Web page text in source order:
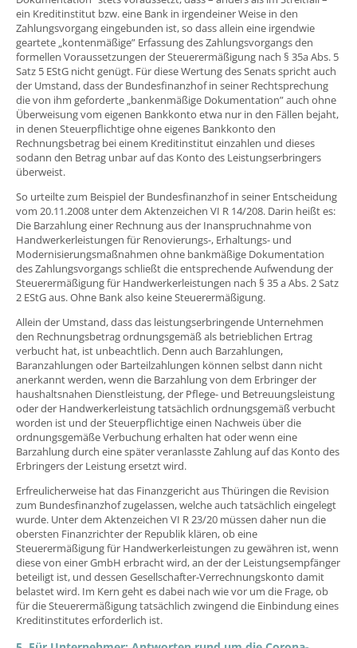
ein Kreditinstitut bzw. eine Bank in irgendeiner Weise in den
Zahlungsvorgang eingebunden ist, so dass allein eine irgendwie
geartete „kontenmäßige” Erfassung des Zahlungsvorgangs den
formellen Voraussetzungen der Steuerermäßigung nach § 35a Abs. 5
Satz 5 EStG nicht genügt. Für diese Wertung des Senats spricht auch
der Umstand, dass der Bundesfinanzhof in seiner Rechtsprechung
die von ihm geforderte „bankenmäßige Dokumentation” auch ohne
Überweisung vom eigenen Bankkonto etwa nur in den Fällen bejaht,
in denen Steuerpflichtige ohne eigenes Bankkonto den
Rechnungsbetrag bei einem Kreditinstitut einzahlen und dieses
sodann den Betrag unbar auf das Konto des Leistungserbringers
überweist.
So urteilte zum Beispiel der Bundesfinanzhof in seiner Entscheidung
vom 20.11.2008 unter dem Aktenzeichen VI R 14/208. Darin heißt es:
Die Barzahlung einer Rechnung aus der Inanspruchnahme von
Handwerkerleistungen für Renovierungs-, Erhaltungs- und
Modernisierungsmaßnahmen ohne bankmäßige Dokumentation
des Zahlungsvorgangs schließt die entsprechende Aufwendung der
Steuerermäßigung für Handwerkerleistungen nach § 35 a Abs. 2 Satz
2 EStG aus. Ohne Bank also keine Steuerermäßigung.
Allein der Umstand, dass das leistungserbringende Unternehmen
den Rechnungsbetrag ordnungsgemäß als betrieblichen Ertrag
verbucht hat, ist unbeachtlich. Denn auch Barzahlungen,
Baranzahlungen oder Barteilzahlungen können selbst dann nicht
anerkannt werden, wenn die Barzahlung von dem Erbringer der
haushaltsnahen Dienstleistung, der Pflege- und Betreuungsleistung
oder der Handwerkerleistung tatsächlich ordnungsgemäß verbucht
worden ist und der Steuerpflichtige einen Nachweis über die
ordnungsgemäße Verbuchung erhalten hat oder wenn eine
Barzahlung durch eine später veranlasste Zahlung auf das Konto des
Erbringers der Leistung ersetzt wird.
Erfreulicherweise hat das Finanzgericht aus Thüringen die Revision
zum Bundesfinanzhof zugelassen, welche auch tatsächlich eingelegt
wurde. Unter dem Aktenzeichen VI R 23/20 müssen daher nun die
obersten Finanzrichter der Republik klären, ob eine
Steuerermäßigung für Handwerkerleistungen zu gewähren ist, wenn
diese von einer GmbH erbracht wird, an der der Leistungsempfänger
beteiligt ist, und dessen Gesellschafter-Verrechnungskonto damit
belastet wird. Im Kern geht es dabei nach wie vor um die Frage, ob
für die Steuerermäßigung tatsächlich zwingend die Einbindung eines
Kreditinstitutes erforderlich ist.